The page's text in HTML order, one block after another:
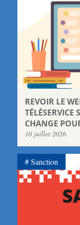
REVOIR LE
TÉLÉSERVICE
CHANGE
10 juillet 2026
Sanction